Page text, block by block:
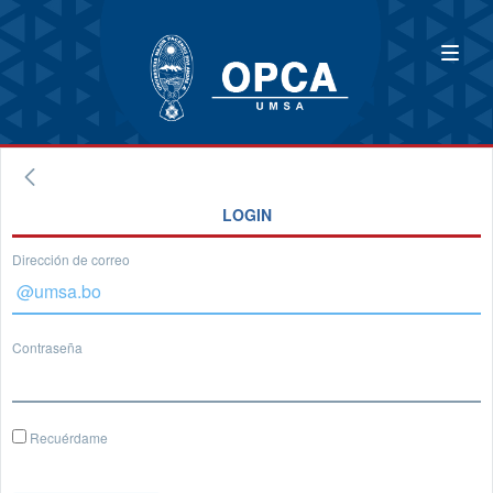
LOGIN
Dirección de correo
Contraseña
Recuérdame